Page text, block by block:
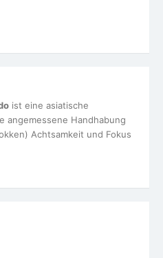
ist eine asiatische
angemessene Handhabung
Achtsamkeit und Fokus